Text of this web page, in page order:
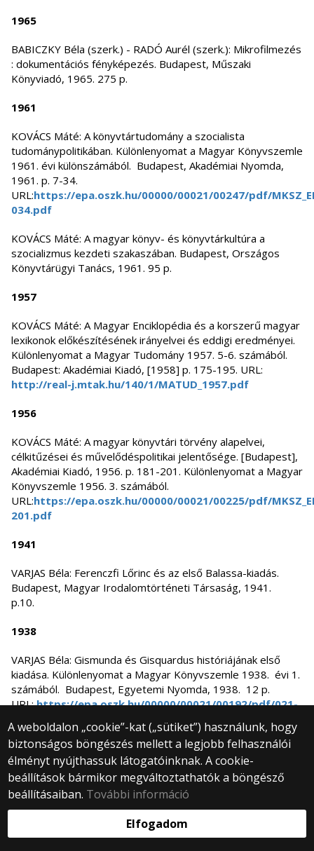
1965
BABICZKY Béla (szerk.) - RADÓ Aurél (szerk.): Mikrofilmezés
: dokumentációs fényképezés. Budapest, Műszaki
Könyviadó, 1965. 275 p.
1961
KOVÁCS Máté: A könyvtártudomány a szocialista
tudománypolitikában. Különlenyomat a Magyar Könyvszemle
1961. évi különszámából. Budapest, Akadémiai Nyomda,
1961. p. 7-34.
URL:https://epa.oszk.hu/00000/00021/00247/pdf/
034.pdf
KOVÁCS Máté: A magyar könyv- és könyvtárkultúra a
szocializmus kezdeti szakaszában. Budapest, Országos
Könyvtárügyi Tanács, 1961. 95 p.
1957
KOVÁCS Máté: A Magyar Enciklopédia és a korszerű magyar
lexikonok előkészítésének irányelvei és eddigi eredményei.
Különlenyomat a Magyar Tudomány 1957. 5-6. számából.
Budapest: Akadémiai Kiadó, [1958] p. 175-195. URL:
http://real-j.mtak.hu/140/1/MATUD_1957.pdf
1956
KOVÁCS Máté: A magyar könyvtári törvény alapelvei,
célkitűzései és művelődéspolitikai jelentősége. [Budapest],
Akadémiai Kiadó, 1956. p. 181-201. Különlenyomat a Magyar
Könyvszemle 1956. 3. számából.
URL:https://epa.oszk.hu/00000/00021/00225/pdf/
201.pdf
1941
VARJAS Béla: Ferenczfi Lőrinc és az első Balassa-kiadás.
Budapest, Magyar Irodalomtörténeti Társaság, 1941.
p.10.
1938
VARJAS Béla: Gismunda és Gisquardus históriájának első
kiadása. Különlenyomat a Magyar Könyvszemle 1938. évi 1.
számából. Budapest, Egyetemi Nyomda, 1938. 12 p.
URL:https://epa.oszk.hu/00000/00021/00192/pdf/021-
1934
VARJAS R. Béla: Erdély és irodalmunk nemzeti egysége.
Budapest, 1934. 104 p.
A weboldalon „cookie”-kat („sütiket”) használunk, hogy
biztonságos böngészés mellett a legjobb felhasználói
élményt nyújthassuk látogatóinknak. A cookie-
beállítások bármikor megváltoztathatók a böngésző
beállításaiban. További információ
Elfogadom